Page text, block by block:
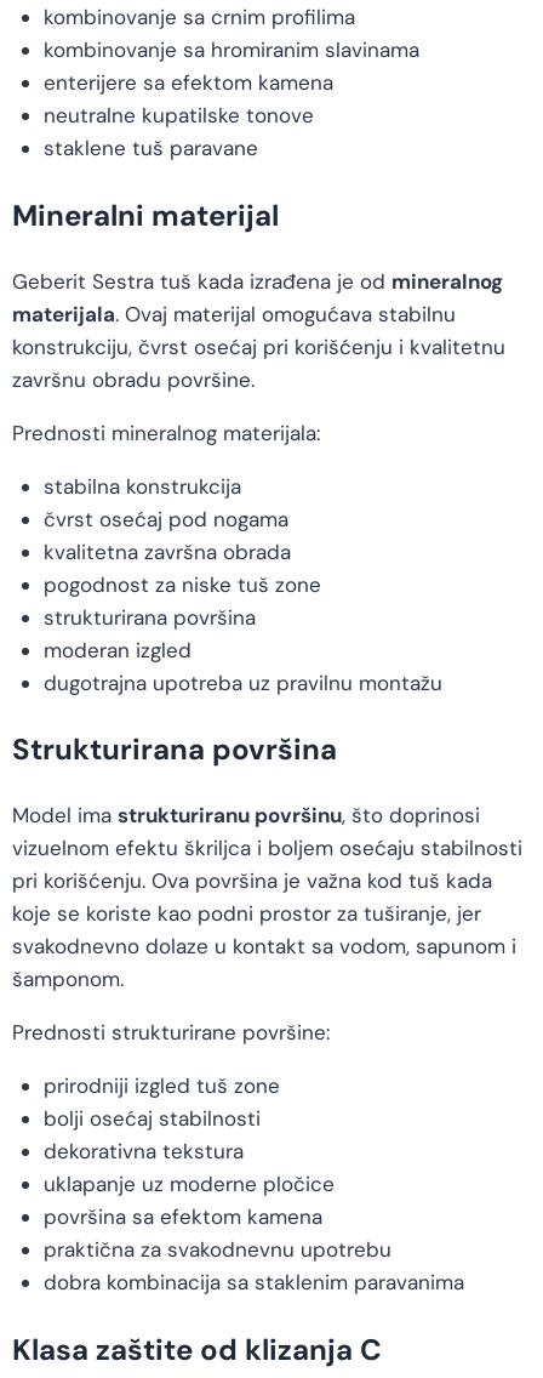
kombinovanje sa crnim profilima
kombinovanje sa hromiranim slavinama
enterijere sa efektom kamena
neutralne kupatilske tonove
staklene tuš paravane
Mineralni materijal
Geberit Sestra tuš kada izrađena je od mineralnog
materijala. Ovaj materijal omogućava stabilnu
konstrukciju, čvrst osećaj pri korišćenju i kvalitetnu
završnu obradu površine.
Prednosti mineralnog materijala:
stabilna konstrukcija
čvrst osećaj pod nogama
kvalitetna završna obrada
pogodnost za niske tuš zone
strukturirana površina
moderan izgled
dugotrajna upotreba uz pravilnu montažu
Strukturirana površina
Model ima strukturiranu površinu, što doprinosi
vizuelnom efektu škriljca i boljem osećaju stabilnosti
pri korišćenju. Ova površina je važna kod tuš kada
koje se koriste kao podni prostor za tuširanje, jer
svakodnevno dolaze u kontakt sa vodom, sapunom i
šamponom.
Prednosti strukturirane površine:
prirodniji izgled tuš zone
bolji osećaj stabilnosti
dekorativna tekstura
uklapanje uz moderne pločice
površina sa efektom kamena
praktična za svakodnevnu upotrebu
dobra kombinacija sa staklenim paravanima
Klasa zaštite od klizanja C